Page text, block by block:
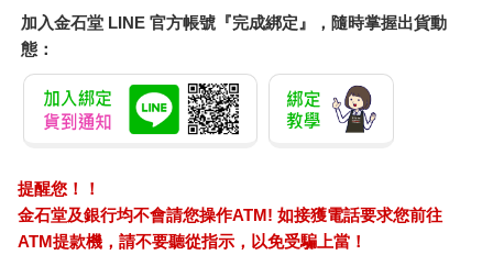
不知道他們即將面對的是什麼。
用更宏觀的視角來說，外界一直以來都在討論，道德上該如何看
待那些從事詐騙產業的人，他們可能是自願或受脅迫（或在這之
間受到不同程度待遇的人）。那些知道（或理應要知道）自己要
做的是非法工作，卻仍進入該產業，最後無法脫身的人，我們應
該將之視為受害者嗎？以上這些討論往往轉移了公眾的注意力，
如新冠疫情引起的普遍貧窮化（immiseration）問題。
在本章，我們試著藉由梳理東南亞詐騙園區受困者進入該產業的
方式，將其整體情況複雜化。我們希望能藉由這個作法，展現許
多倖存者是怎麼因為絕望、不走運、輕信他人等原因陷入窘境。
加入金石堂 LINE 官方帳號『完成綁定』，隨時掌握出貨動
態：
提醒您！！
金石堂及銀行均不會請您操作ATM! 如接獲電話要求您前往
ATM提款機，請不要聽從指示，以免受騙上當！